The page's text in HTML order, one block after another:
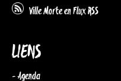
Ville Morte en Flux RSS
LIENS
- Agenda